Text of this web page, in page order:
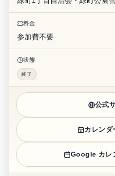
料金
参加費不要
状態
終了
公式
カレンダ
Google カレ